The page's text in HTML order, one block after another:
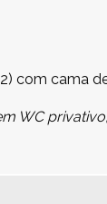
com cama
WC